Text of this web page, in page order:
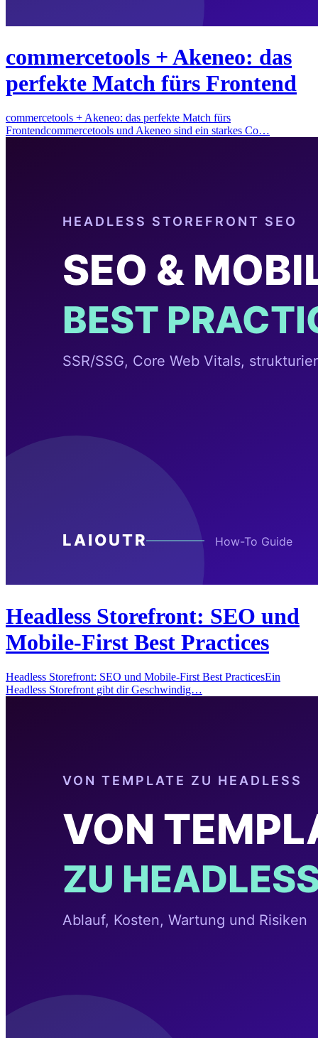
commercetools + Akeneo: das
perfekte Match fürs Frontend
commercetools + Akeneo: das perfekte Match fürs
Frontendcommercetools und Akeneo sind ein starkes Co…
Headless Storefront: SEO und
Mobile-First Best Practices
Headless Storefront: SEO und Mobile-First Best PracticesEin
Headless Storefront gibt dir Geschwindig…